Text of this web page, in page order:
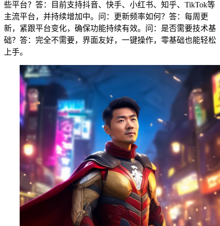
些平台？答：目前支持抖音、快手、小红书、知乎、TikTok等
主流平台，并持续增加中。问：更新频率如何？答：每周更
新，紧跟平台变化，确保功能持续有效。问：是否需要技术基
础？答：完全不需要，界面友好，一键操作，零基础也能轻松
上手。